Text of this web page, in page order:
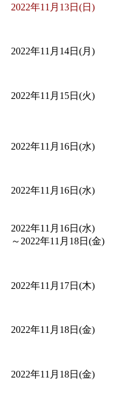
2022年11月13日(日)
2022年11月14日(月)
2022年11月15日(火)
2022年11月16日(水)
2022年11月16日(水)
2022年11月16日(水)
～ 2022年11月18日(金)
2022年11月17日(木)
2022年11月18日(金)
2022年11月18日(金)